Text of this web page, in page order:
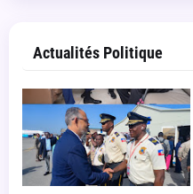
Actualités Politique